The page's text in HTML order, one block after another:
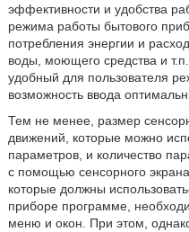
эффективности и удобства
режима работы бытового
потребления энергии и
воды, моющего средства и
удобный для пользователя
возможность ввода
Тем не менее, размер
движений, которые можно
параметров, и количество
с помощью сенсорного
которые должны
приборе программе,
меню и окон. При этом,